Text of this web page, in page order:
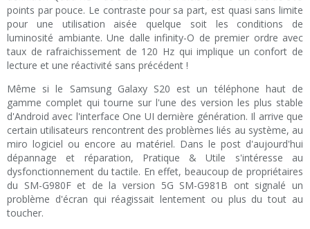
points par pouce. Le contraste pour sa part, est quasi sans limite
pour une utilisation aisée quelque soit les conditions de
luminosité ambiante. Une dalle infinity-O de premier ordre avec
taux de rafraichissement de 120 Hz qui implique un confort de
lecture et une réactivité sans précédent !
Même si le Samsung Galaxy S20 est un téléphone haut de
gamme complet qui tourne sur l'une des version les plus stable
d'Android avec l'interface One UI dernière génération. Il arrive que
certain utilisateurs rencontrent des problèmes liés au système, au
miro logiciel ou encore au matériel. Dans le post d'aujourd'hui
dépannage et réparation, Pratique & Utile s'intéresse au
dysfonctionnement du tactile. En effet, beaucoup de propriétaires
du SM-G980F et de la version 5G SM-G981B ont signalé un
problème d'écran qui réagissait lentement ou plus du tout au
toucher.